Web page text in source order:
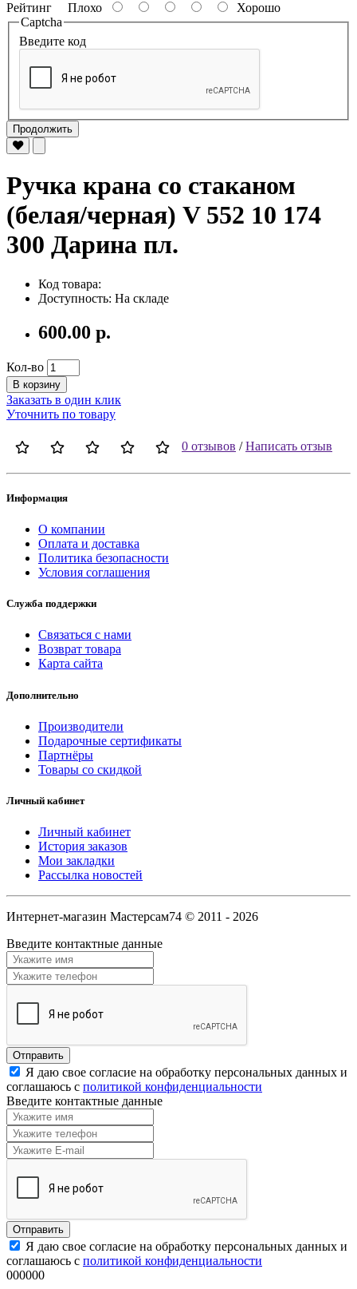
Рейтинг Плохо
Хорошо
Captcha
Введите код
Продолжить
Ручка крана со стаканом
(белая/черная) V 552 10 174
300 Дарина пл.
Код товара:
Доступность: На складе
600.00 р.
Кол-во
В корзину
Заказать в один клик
Уточнить по товару
0 отзывов /Написать отзыв
Информация
О компании
Оплата и доставка
Политика безопасности
Условия соглашения
Служба поддержки
Связаться с нами
Возврат товара
Карта сайта
Дополнительно
Производители
Подарочные сертификаты
Партнёры
Товары со скидкой
Личный кабинет
Личный кабинет
История заказов
Мои закладки
Рассылка новостей
Интернет-магазин Мастерсам74 © 2011 - 2026
Введите контактные данные
Я даю свое согласие на обработку персональных данных и
соглашаюсь с политикой конфиденциальности
Введите контактные данные
Я даю свое согласие на обработку персональных данных и
соглашаюсь с политикой конфиденциальности
000000